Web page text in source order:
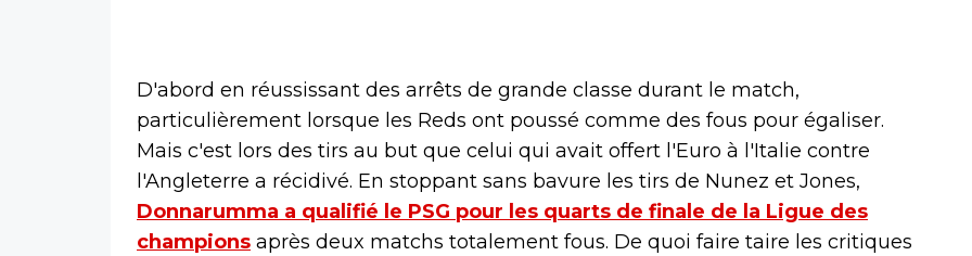
D'abord en réussissant des arrêts de grande classe durant le match,
particulièrement lorsque les Reds ont poussé comme des fous pour égaliser.
Mais c'est lors des tirs au but que celui qui avait offert l'Euro à l'Italie contre
l'Angleterre a récidivé. En stoppant sans bavure les tirs de Nunez et Jones,
Donnarumma a qualifié le PSG pour les quarts de finale de la Ligue des
champions après deux matchs totalement fous. De quoi faire taire les critiques